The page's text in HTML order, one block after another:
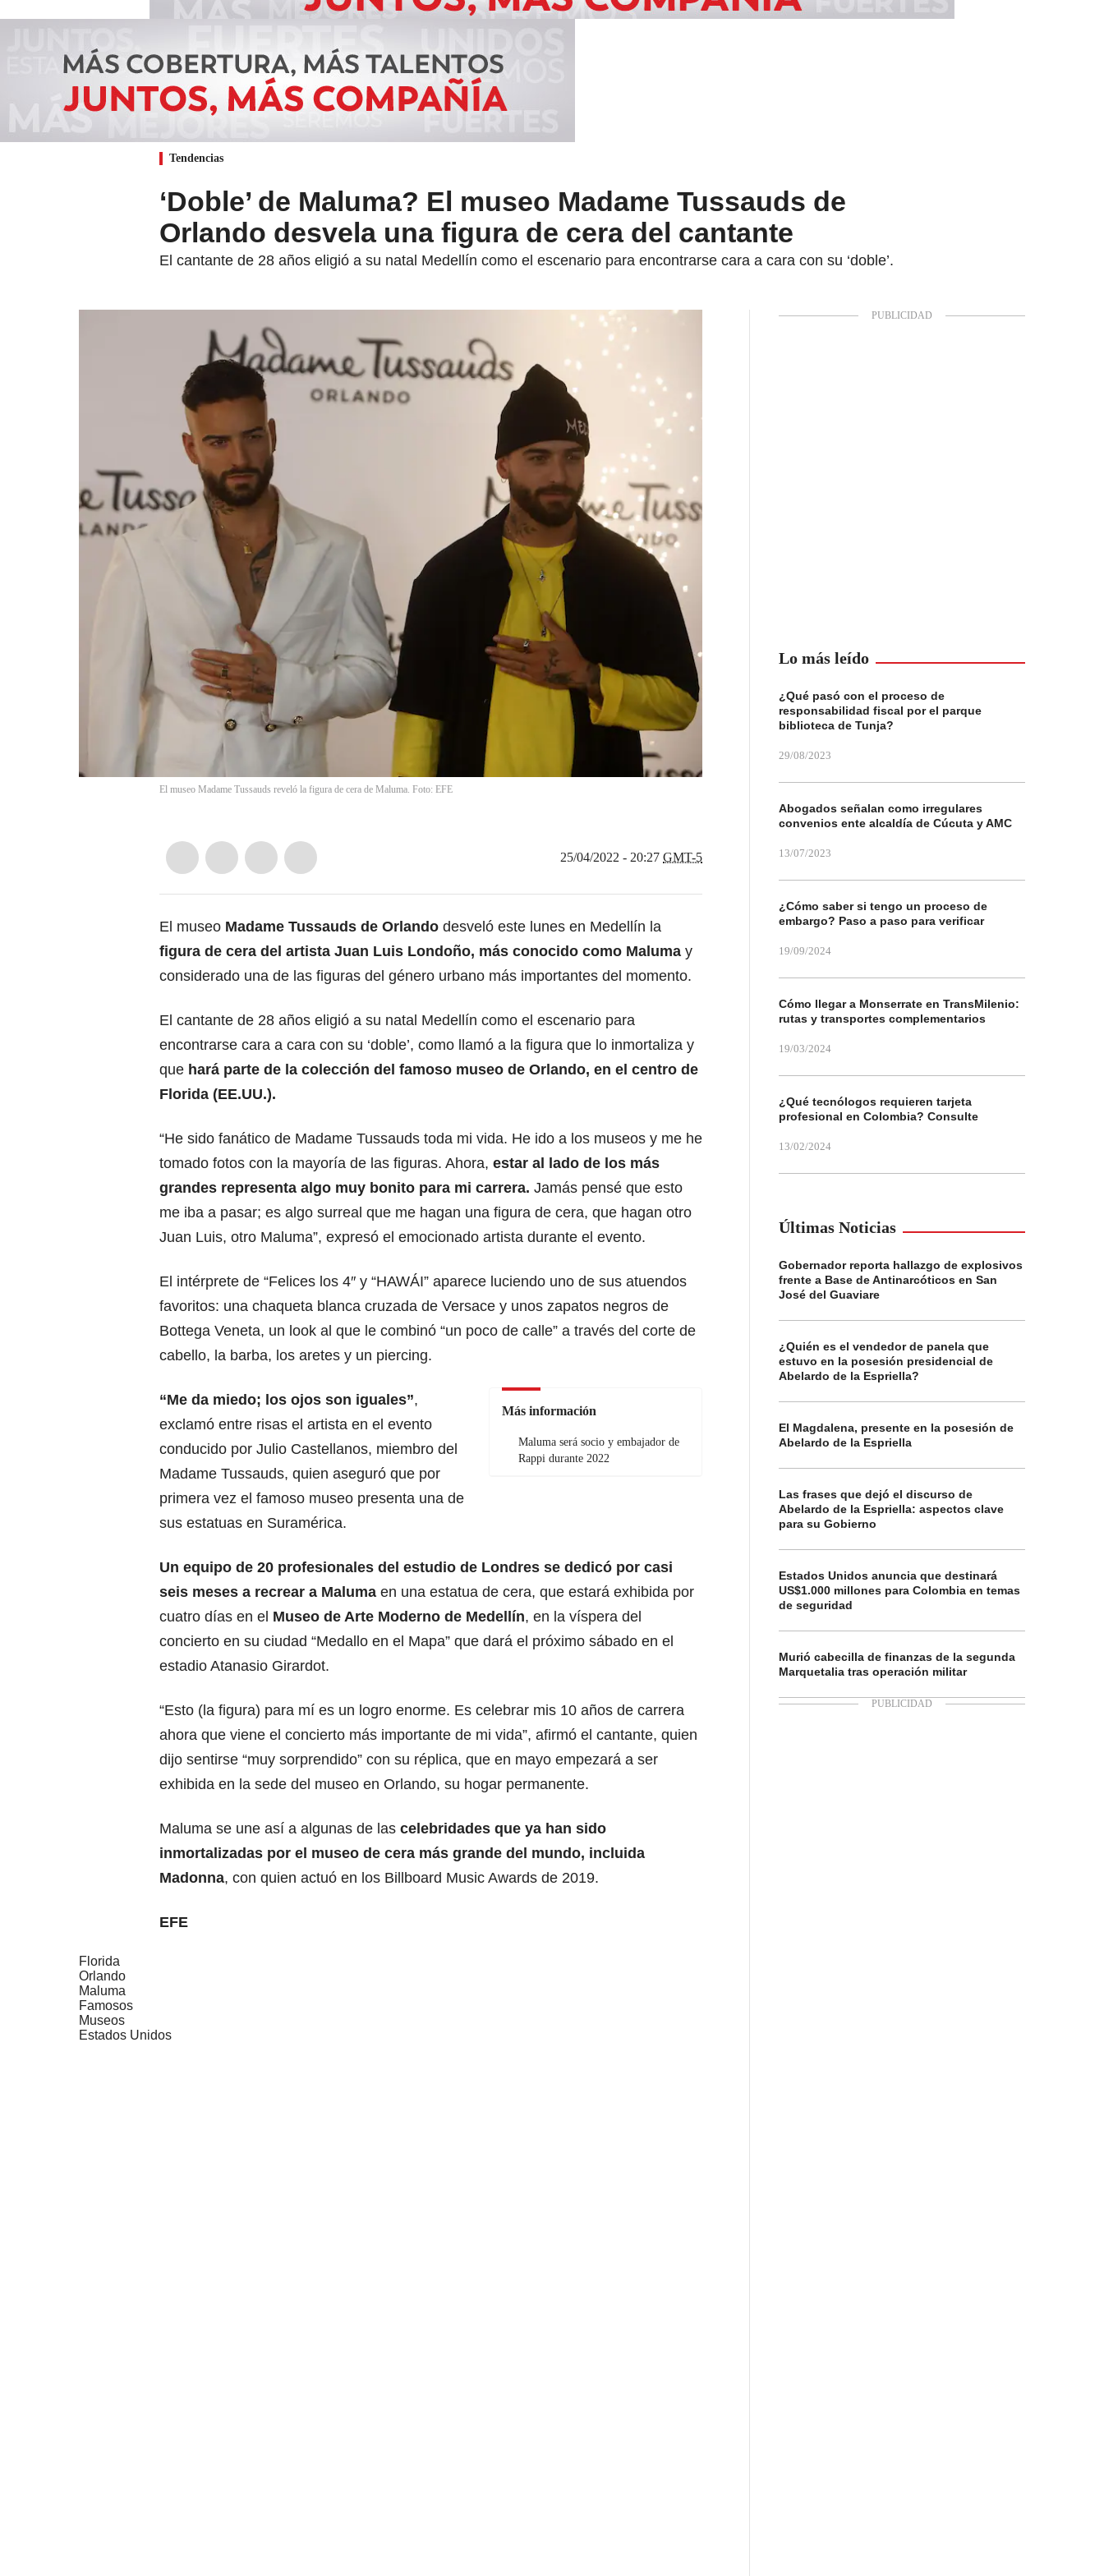
Tendencias
‘Doble’ de Maluma? El museo Madame Tussauds de
Orlando desvela una figura de cera del cantante
El cantante de 28 años eligió a su natal Medellín como el escenario para encontrarse cara a cara con su ‘doble’.
El museo Madame Tussauds reveló la figura de cera de Maluma. Foto: EFE
25/04/2022 - 20:27 GMT-5
El museo Madame Tussauds de Orlando desveló este lunes en Medellín la
figura de cera del artista Juan Luis Londoño, más conocido como Maluma y
considerado una de las figuras del género urbano más importantes del momento.
El cantante de 28 años eligió a su natal Medellín como el escenario para
encontrarse cara a cara con su ‘doble’, como llamó a la figura que lo inmortaliza y
que hará parte de la colección del famoso museo de Orlando, en el centro de
Florida (EE.UU.).
“He sido fanático de Madame Tussauds toda mi vida. He ido a los museos y me he
tomado fotos con la mayoría de las figuras. Ahora, estar al lado de los más
grandes representa algo muy bonito para mi carrera. Jamás pensé que esto
me iba a pasar; es algo surreal que me hagan una figura de cera, que hagan otro
Juan Luis, otro Maluma”, expresó el emocionado artista durante el evento.
El intérprete de “Felices los 4″ y “HAWÁI” aparece luciendo uno de sus atuendos
favoritos: una chaqueta blanca cruzada de Versace y unos zapatos negros de
Bottega Veneta, un look al que le combinó “un poco de calle” a través del corte de
cabello, la barba, los aretes y un piercing.
Más información
Maluma será socio y embajador de
Rappi durante 2022
“Me da miedo; los ojos son iguales”,
exclamó entre risas el artista en el evento
conducido por Julio Castellanos, miembro del
Madame Tussauds, quien aseguró que por
primera vez el famoso museo presenta una de
sus estatuas en Suramérica.
Un equipo de 20 profesionales del estudio de Londres se dedicó por casi
seis meses a recrear a Maluma en una estatua de cera, que estará exhibida por
cuatro días en el Museo de Arte Moderno de Medellín, en la víspera del
concierto en su ciudad “Medallo en el Mapa” que dará el próximo sábado en el
estadio Atanasio Girardot.
“Esto (la figura) para mí es un logro enorme. Es celebrar mis 10 años de carrera
ahora que viene el concierto más importante de mi vida”, afirmó el cantante, quien
dijo sentirse “muy sorprendido” con su réplica, que en mayo empezará a ser
exhibida en la sede del museo en Orlando, su hogar permanente.
Maluma se une así a algunas de las celebridades que ya han sido
inmortalizadas por el museo de cera más grande del mundo, incluida
Madonna, con quien actuó en los Billboard Music Awards de 2019.
EFE
Florida
Orlando
Maluma
Famosos
Museos
Estados Unidos
Lo más leído
¿Qué pasó con el proceso de
responsabilidad fiscal por el parque
biblioteca de Tunja?
29/08/2023
Abogados señalan como irregulares
convenios ente alcaldía de Cúcuta y AMC
13/07/2023
¿Cómo saber si tengo un proceso de
embargo? Paso a paso para verificar
19/09/2024
Cómo llegar a Monserrate en TransMilenio:
rutas y transportes complementarios
19/03/2024
¿Qué tecnólogos requieren tarjeta
profesional en Colombia? Consulte
13/02/2024
Últimas Noticias
Gobernador reporta hallazgo de explosivos
frente a Base de Antinarcóticos en San
José del Guaviare
¿Quién es el vendedor de panela que
estuvo en la posesión presidencial de
Abelardo de la Espriella?
El Magdalena, presente en la posesión de
Abelardo de la Espriella
Las frases que dejó el discurso de
Abelardo de la Espriella: aspectos clave
para su Gobierno
Estados Unidos anuncia que destinará
US$1.000 millones para Colombia en temas
de seguridad
Murió cabecilla de finanzas de la segunda
Marquetalia tras operación militar